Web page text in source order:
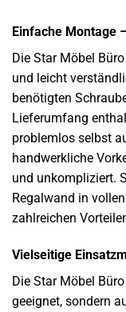
Einfache Montage
Die Star Möbel
und leicht
benötigten
Lieferumfang
problemlos selbst
handwerkliche
und unkompliziert.
Regalwand in
zahlreichen
Vielseitige
Die Star Möbel
geeignet, sondern